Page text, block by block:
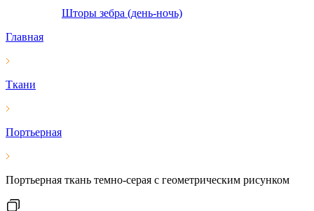
Шторы зебра (день-ночь)
Главная
Ткани
Портьерная
Портьерная ткань темно-серая с геометрическим рисунком